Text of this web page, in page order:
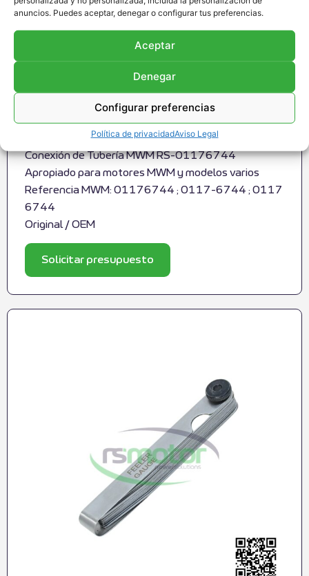
anuncios. Puedes aceptar, denegar o configurar tus preferencias.
Aceptar
Denegar
Configurar preferencias
Política de privacidadAviso Legal
Conexión de Tubería MWM RS-
01176744
Conexión de Tubería MWM RS-01176744
Apropiado para motores MWM y modelos varios
Referencia MWM: 01176744 ; 0117-6744 ; 0117
6744
Original / OEM
Solicitar presupuesto